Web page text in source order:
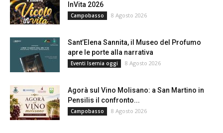
InVita 2026
Campobasso 8 Agosto 2026
Sant’Elena Sannita, il Museo del Profumo
apre le porte alla narrativa
Eventi Isernia oggi 8 Agosto 2026
Agorà sul Vino Molisano: a San Martino in
Pensilis il confronto...
Campobasso 8 Agosto 2026